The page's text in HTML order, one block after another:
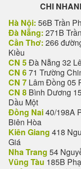
CHI
Hà Nội: 56B Trần
Đà Nẵng: 271B
Cần Thơ: 266
Kiều
CN 5Đà Nẵng 32
CN 671 Trường
CN 7 Lâm Đồng 05
CN 8 Bình Dương
Dầu Một
Đồng Nai40/198A
Biên Hòa
Kiên Giang 418
Giá
Nha Trang 54
Vũng Tàu 185B